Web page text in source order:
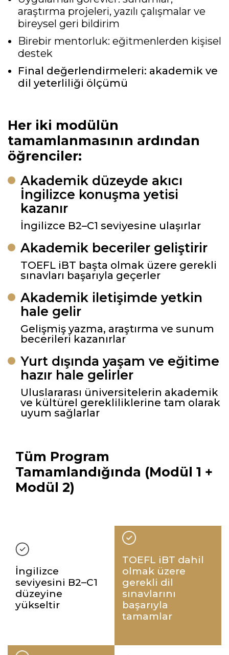
araştırma projeleri, yazılı çalışmalar ve
bireysel geri bildirim
Birebir mentorluk: eğitmenlerden kişisel
destek
Final değerlendirmeleri: akademik ve
dil yeterliliği ölçümü
Her iki modülün
tamamlanmasının ardından
öğrenciler:
Akademik düzeyde akıcı
İngilizce konuşma yetisi
kazanır
İngilizce B2–C1 seviyesine ulaşırlar
Akademik beceriler geliştirir
TOEFL iBT başta olmak üzere gerekli
sınavları başarıyla geçerler
Akademik iletişimde yetkin
hale gelir
Gelişmiş yazma, araştırma ve sunum
becerileri kazanırlar
Yurt dışında yaşam ve eğitime
hazır hale gelirler
Uluslararası üniversitelerin akademik
ve kültürel gerekliliklerine tam olarak
uyum sağlarlar
Tüm Program
Tamamlandığında (Modül 1 +
Modül 2)
İngilizce
seviyesini B2–C1
düzeyine
yükseltir
TOEFL iBT dahil
olmak üzere
gerekli dil
sınavlarını
başarıyla
tamamlar